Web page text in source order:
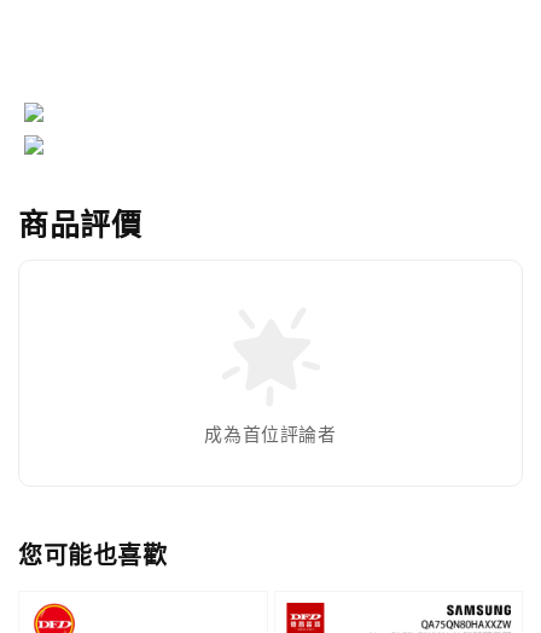
商品評價
成為首位評論者
您可能也喜歡